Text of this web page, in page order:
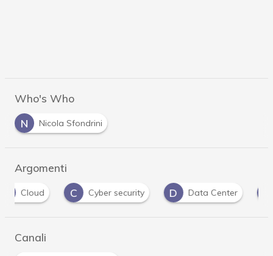
Who's Who
N
Nicola Sfondrini
Argomenti
C
Cyber security D Data Center D DDoS
Canali